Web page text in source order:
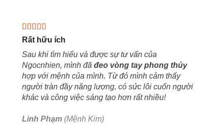
Rất hữu ích
Sau khi tìm hiểu và được sự tư vấn của
Ngocnhien, mình đã đeo vòng tay phong thủy
hợp với mệnh của mình. Từ đó mình cảm thấy
người tràn đầy năng lượng, có sức lôi cuốn người
khác và công việc sáng tạo hơn rất nhiều!
Linh Phạm (Mệnh Kim)